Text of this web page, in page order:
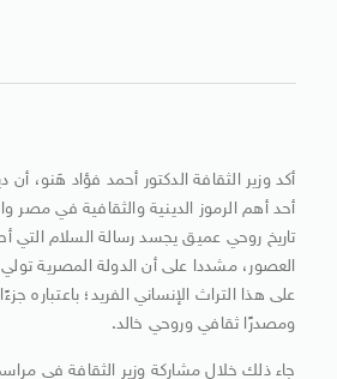
أكد وزير الثقافة الدكتور أحمد فؤاد هَنو، أن
أحد أهم الرموز الدينية والثقافية في مصر
تاريخ روحي عميق يجسد رسالة السلام التي
العصور، مشددا على أن الدولة المصرية تولي
على هذا التراث الإنساني الفريد؛ باعتباره
ومصدرًا ثقافي وروحي خالد.
جاء ذلك خلال مشاركة وزير الثقافة في